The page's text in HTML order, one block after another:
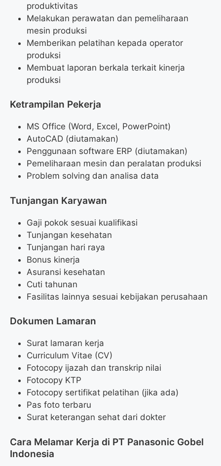
produktivitas
Melakukan perawatan dan pemeliharaan
mesin produksi
Memberikan pelatihan kepada operator
produksi
Membuat laporan berkala terkait kinerja
produksi
Ketrampilan Pekerja
MS Office (Word, Excel, PowerPoint)
AutoCAD (diutamakan)
Penggunaan software ERP (diutamakan)
Pemeliharaan mesin dan peralatan produksi
Problem solving dan analisa data
Tunjangan Karyawan
Gaji pokok sesuai kualifikasi
Tunjangan kesehatan
Tunjangan hari raya
Bonus kinerja
Asuransi kesehatan
Cuti tahunan
Fasilitas lainnya sesuai kebijakan perusahaan
Dokumen Lamaran
Surat lamaran kerja
Curriculum Vitae (CV)
Fotocopy ijazah dan transkrip nilai
Fotocopy KTP
Fotocopy sertifikat pelatihan (jika ada)
Pas foto terbaru
Surat keterangan sehat dari dokter
Cara Melamar Kerja di PT Panasonic Gobel
Indonesia